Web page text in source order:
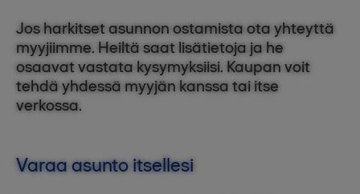
Jos harkitset asunnon ostamista ota yhteyttä
myyjiimme. Heiltä saat lisätietoja ja he
osaavat vastata kysymyksiisi. Kaupan voit
tehdä yhdessä myyjän kanssa tai itse
verkossa.
Varaa asunto itsellesi